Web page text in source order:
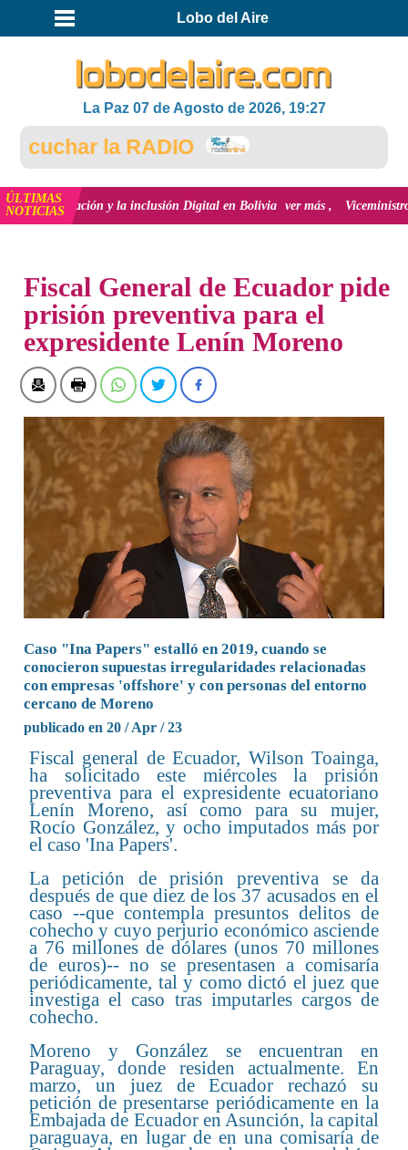
Lobo del Aire
La Paz 07 de Agosto de 2026, 19:27
la RADIO
ÚLTIMAS
NOTICIAS
innovación y la inclusión Digital en Bolivia ver más Viceministro de
Fiscal General de Ecuador pide
prisión preventiva para el
expresidente Lenín Moreno
Caso "Ina Papers" estalló en 2019, cuando se
conocieron supuestas irregularidades relacionadas
con empresas 'offshore' y con personas del entorno
cercano de Moreno
publicado en 20 / Apr / 23
Fiscal general de Ecuador, Wilson Toainga,
ha solicitado este miércoles la prisión
preventiva para el expresidente ecuatoriano
Lenín Moreno, así como para su mujer,
Rocío González, y ocho imputados más por
el caso 'Ina Papers'.
La petición de prisión preventiva se da
después de que diez de los 37 acusados en el
caso --que contempla presuntos delitos de
cohecho y cuyo perjurio económico asciende
a 76 millones de dólares (unos 70 millones
de euros)-- no se presentasen a comisaría
periódicamente, tal y como dictó el juez que
investiga el caso tras imputarles cargos de
cohecho.
Moreno y González se encuentran en
Paraguay, donde residen actualmente. En
marzo, un juez de Ecuador rechazó su
petición de presentarse periódicamente en la
Embajada de Ecuador en Asunción, la capital
paraguaya, en lugar de en una comisaría de